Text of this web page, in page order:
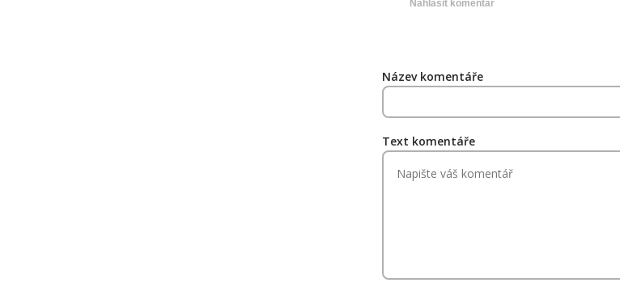
Nahlásit komentář
Název komentáře
Text komentáře